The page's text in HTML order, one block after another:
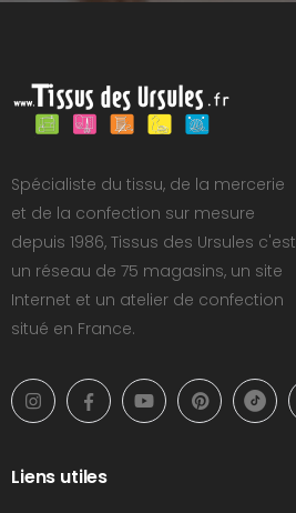
Spécialiste du tissu, de la mercerie
et de la confection sur mesure
depuis 1986, Tissus des Ursules c'est
un réseau de 75 magasins, un site
Internet et un atelier de confection
situé en France.
Liens utiles